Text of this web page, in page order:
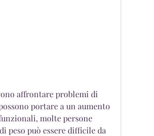
portare a un aumento
molte persone
peso può essere difficile da